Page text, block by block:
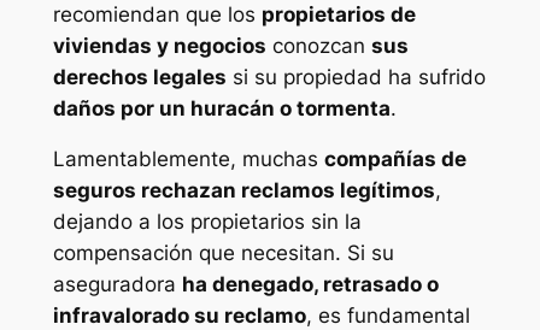
recomiendan que los propietarios de
viviendas y negocios conozcan sus
derechos legales si su propiedad ha sufrido
daños por un huracán o tormenta.
Lamentablemente, muchas compañías de
seguros rechazan reclamos legítimos,
dejando a los propietarios sin la
compensación que necesitan. Si su
aseguradora ha denegado, retrasado o
infravalorado su reclamo, es fundamental